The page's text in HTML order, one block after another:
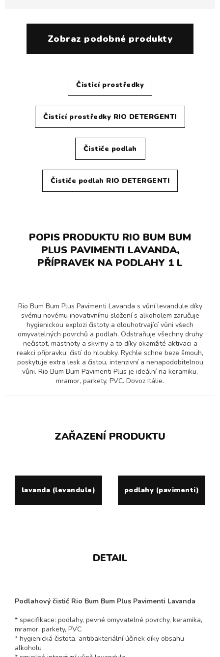
Zobraz podobné produkty
Čistící prostředky
Čistící prostředky RIO DETERGENTI
Čističe podlah
Čističe podlah RIO DETERGENTI
POPIS PRODUKTU RIO BUM BUM
PLUS PAVIMENTI LAVANDA,
PŘÍPRAVEK NA PODLAHY 1 L
Rio Bum Bum Plus Pavimenti Lavanda s vůní levandule díky
svému novému inovativnímu složení s alkoholem zaručuje
hygienickou explozi čistoty a dlouhotrvající vůni všech
omyvatelných povrchů a podlah. Odstraňuje všechny druhy
nečistot, mastnoty a skvrny a to díky okamžité aktivaci a
reakci přípravku, čistí do hloubky. Rychle schne beze šmouh,
poskytuje extra lesk a čistou, intenzivní a nenapodobitelnou
vůni. Rio Bum Bum Pavimenti Plus je ideální na keramiku,
mramor, parkety, PVC. Dovoz Itálie.
ZAŘAZENÍ PRODUKTU
lavanda (levandule) podlahy (pavimenti)
DETAIL
Podlahový čistič Rio Bum Bum Plus Pavimenti Lavanda
* specifikace: podlahy, pevné omyvatelné povrchy, keramika,
mramor, parkety, PVC
* hygienická čistota, antibakteriální účinek díky obsahu
alkoholu